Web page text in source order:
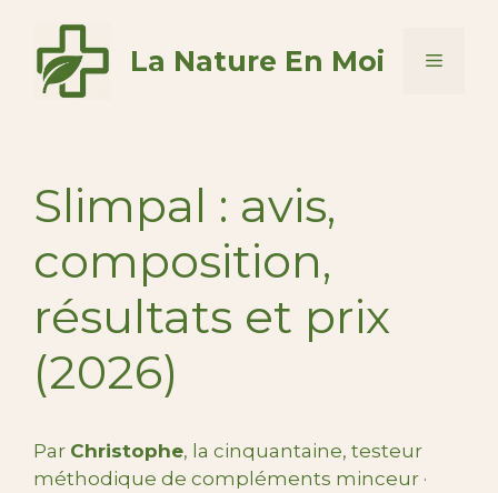
contenu
La Nature En Moi Menu
Slimpal : avis,
composition,
résultats et prix
(2026)
Par Christophe, la cinquantaine, testeur
méthodique de compléments minceur ·